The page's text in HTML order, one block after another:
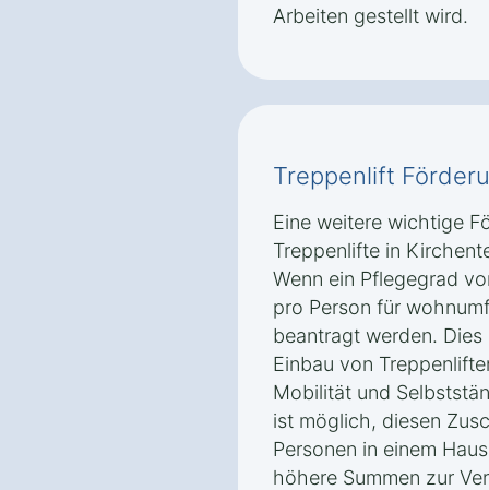
Arbeiten gestellt wird.
Treppenlift
Eine weitere wichtige
Treppenlifte in
Wenn ein Pflegegrad
pro Person für
beantragt werden.
Einbau von
Mobilität und
ist möglich, diesen
Personen in einem
höhere Summen zur